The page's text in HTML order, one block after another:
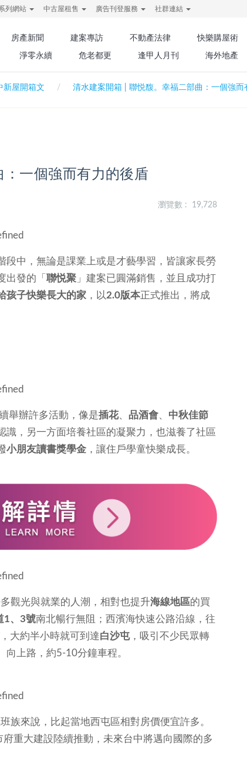
列網站 中古屋租售 廣告刊登服務 社群連結
房產新聞 建案專訪 不動產法律 快樂購屋術
淨零永續 危老都更 逢甲人月刊 海外地產
新屋開箱文 清水建案開箱 | 聯悦馥。幸福二部曲：一個強而
一個強而有力的後盾
瀏覽數 : 19,728
中，無論是課業上或是才藝學習，皆讓家長勞
出發的「 聯悦聚 」建案已圓滿銷售，並且成功打
孩子快樂長大的家 ，以2.0版本正式推出，將成
舉辦許多活動，像是插花、 品酒會
中秋佳節
識，另一方面培養社區的凝聚力，也滋養了社區
小朋友讀書獎學金 ，讓住戶學童快樂成長。
觀光與就業的人潮，相對也提升海線地區的買
1、3號南北暢行無阻；西濱海快速公路沿線，往
，大約半小時就可到達白沙屯，吸引不少民眾轉
上路，約5-10分鐘車程。
班族來說，比起當地西屯區相對房價便宜許多。
重大建設陸續推動，未來台中將邁向國際的多